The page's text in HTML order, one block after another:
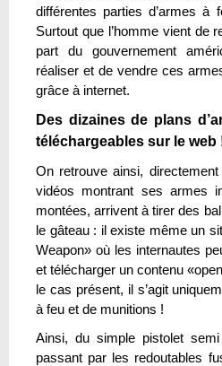
différentes parties d’armes à
Surtout que l’homme vient de
part du gouvernement
réaliser et de vendre ces
grâce à internet.
Des dizaines de plans
téléchargeables sur le web
On retrouve ainsi,
vidéos montrant ses armes
montées, arrivent à tirer des
le gâteau : il existe même un
Weapon» où les internautes
et télécharger un contenu
le cas présent, il s’agit
à feu et de munitions !
Ainsi, du simple pistolet
passant par les redoutables